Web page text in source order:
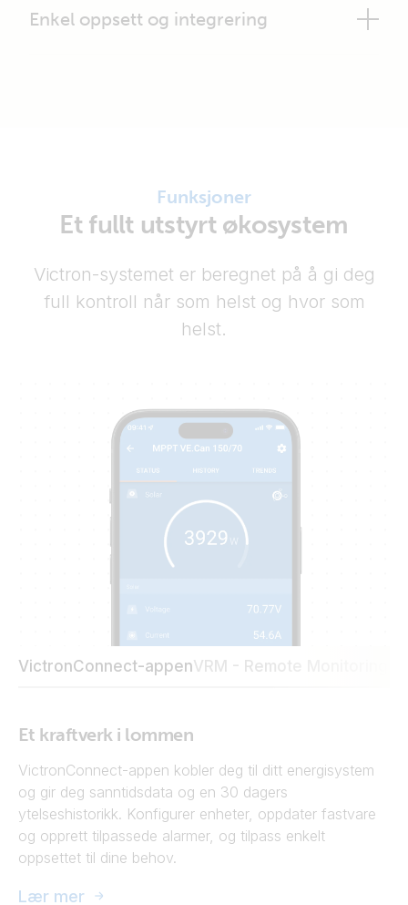
Enkel oppsett og integrering
Funksjoner
Et fullt utstyrt økosystem
Victron-systemet er beregnet på å gi deg
full kontroll når som helst og hvor som
helst.
VictronConnect-appenVRM - Remote Monitoring-
Et kraftverk i lommen
VictronConnect-appen kobler deg til ditt energisystem
og gir deg sanntidsdata og en 30 dagers
ytelseshistorikk. Konfigurer enheter, oppdater fastvare
og opprett tilpassede alarmer, og tilpass enkelt
oppsettet til dine behov.
Lær mer